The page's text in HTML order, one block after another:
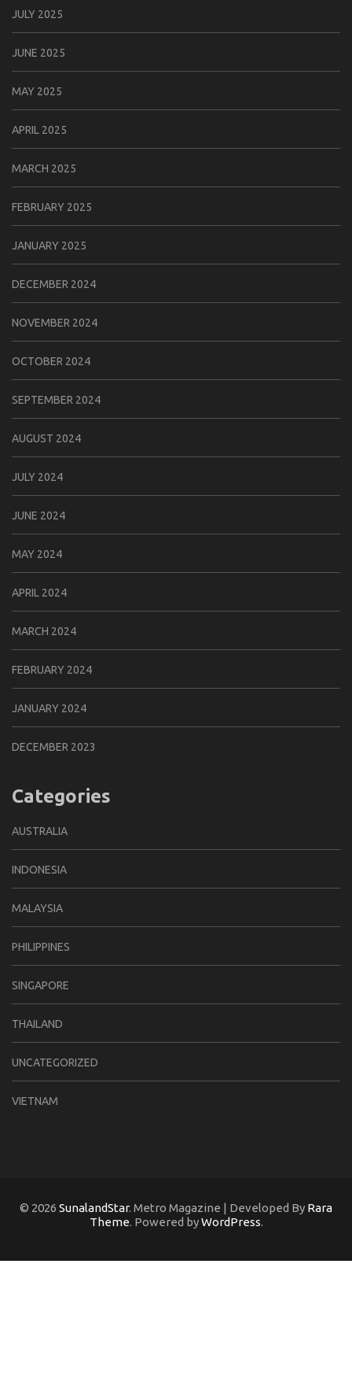
JULY 2025
JUNE 2025
MAY 2025
APRIL 2025
MARCH 2025
FEBRUARY 2025
JANUARY 2025
DECEMBER 2024
NOVEMBER 2024
OCTOBER 2024
SEPTEMBER 2024
AUGUST 2024
JULY 2024
JUNE 2024
MAY 2024
APRIL 2024
MARCH 2024
FEBRUARY 2024
JANUARY 2024
DECEMBER 2023
Categories
AUSTRALIA
INDONESIA
MALAYSIA
PHILIPPINES
SINGAPORE
THAILAND
UNCATEGORIZED
VIETNAM
© 2026 SunalandStar. Metro Magazine | Developed By Rara
Theme. Powered byWordPress.